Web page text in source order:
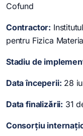
Cofund
Contractor:
pentru Fizica
Stadiu de
Data începerii: 28
Data finalizării: 31
Consorțiu